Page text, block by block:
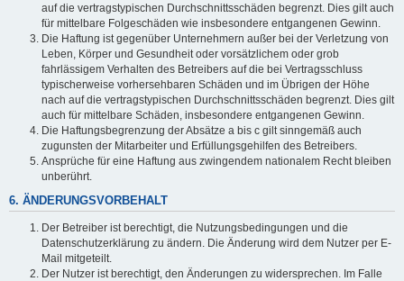
auf die vertragstypischen Durchschnittsschäden begrenzt. Dies gilt auch
für mittelbare Folgeschäden wie insbesondere entgangenen Gewinn.
Die Haftung ist gegenüber Unternehmern außer bei der Verletzung von
Leben, Körper und Gesundheit oder vorsätzlichem oder grob
fahrlässigem Verhalten des Betreibers auf die bei Vertragsschluss
typischerweise vorhersehbaren Schäden und im Übrigen der Höhe
nach auf die vertragstypischen Durchschnittsschäden begrenzt. Dies gilt
auch für mittelbare Schäden, insbesondere entgangenen Gewinn.
Die Haftungsbegrenzung der Absätze a bis c gilt sinngemäß auch
zugunsten der Mitarbeiter und Erfüllungsgehilfen des Betreibers.
Ansprüche für eine Haftung aus zwingendem nationalem Recht bleiben
unberührt.
6. ÄNDERUNGSVORBEHALT
Der Betreiber ist berechtigt, die Nutzungsbedingungen und die
Datenschutzerklärung zu ändern. Die Änderung wird dem Nutzer per E-
Mail mitgeteilt.
Der Nutzer ist berechtigt, den Änderungen zu widersprechen. Im Falle